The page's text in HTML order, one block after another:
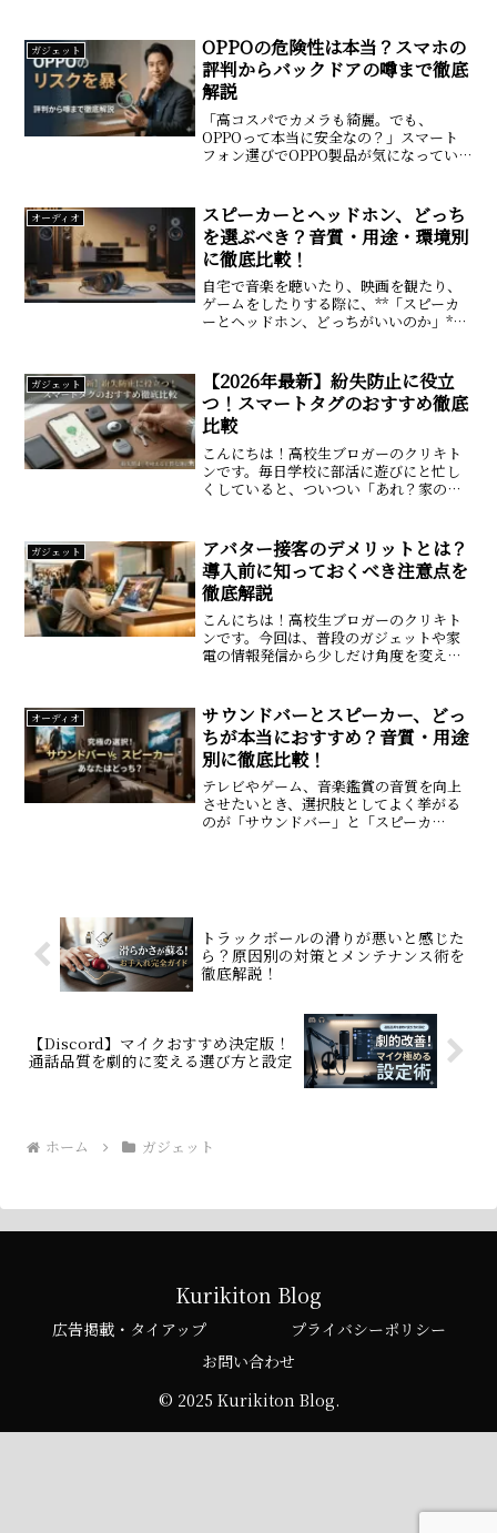
現場で、日々行われる会議や講義。その
「議事録...
ガジェット
OPPOの危険性は本当？スマホの
評判からバックドアの噂まで徹底
解説
「高コスパでカメラも綺麗。でも、
OPPOって本当に安全なの？」スマート
フォン選びでOPPO製品が気になってい
いませんか？「中国のスマホだから、個
人情報が抜かれるんじ...
オーディオ
スピーカーとヘッドホン、どっち
を選ぶべき？音質・用途・環境別
に徹底比較！
自宅で音楽を聴いたり、映画を観たり、
ゲームをしたりする際に、**「スピーカ
ーとヘッドホン、どっちがいいのか」**
により、スピーカーもヘッドホンも多様
化しています。価格も...
ガジェット
【2026年最新】紛失防止に役立
つ！スマートタグのおすすめ徹底
比較
こんにちは！高校生ブロガーのクリキト
ンです。毎日学校に部活に遊びにと忙し
くしていると、ついつい「あれ？家の鍵
も過去に何度も通学カバンの中をひっく
り返して探し物をした経験...
ガジェット
アバター接客のデメリットとは？
導入前に知っておくべき注意点を
徹底解説
こんにちは！高校生ブロガーのクリキト
ンです。今回は、普段のガジェットや家
電の情報発信から少しだけ角度を変え
レンド」について深掘りしていきたいと
思います。テーマは、ずば...
オーディオ
サウンドバーとスピーカー、どっ
ちが本当におすすめ？音質・用途
別に徹底比較！
テレビやゲーム、音楽鑑賞の音質を向上
させたいとき、選択肢としてよく挙がる
のが「サウンドバー」と「スピーカ
トラックボールの滑りが悪いと感じた
ら？原因別の対策とメンテナンス術を
徹底解説！
【Discord】マイクおすすめ決定版！
通話品質を劇的に変える選び方と設定
ホーム ガジェット
Kurikiton Blog
広告掲載・タイアップ
プライバシーポリシー
お問い合わせ
© 2025 Kurikiton Blog.